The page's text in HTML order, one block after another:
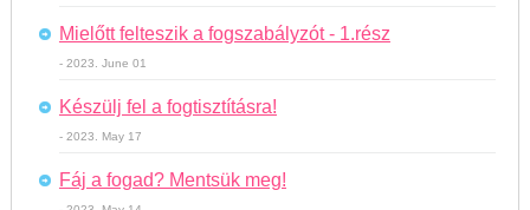
Mielőtt felteszik a fogszabályzót - 1.rész
- 2023. June 01
Készülj fel a fogtisztításra!
- 2023. May 17
Fáj a fogad? Mentsük meg!